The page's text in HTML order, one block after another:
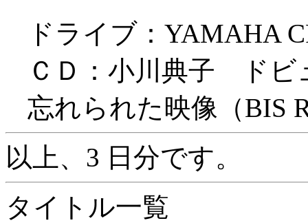
ドライブ：YAMAHA
ＣＤ：小川典子 ドビ
忘れられた映像（BIS
以上、3 日分です。
タイトル一覧